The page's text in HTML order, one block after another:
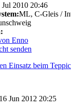
Jul 2010 20:46
ML, C-Gleis /
Enno
senden
Einsatz beim
16 Jun 2012 20:25